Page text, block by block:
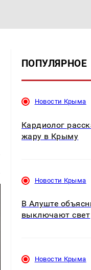
ПОПУЛЯРНОЕ
Новости Крыма
Кардиолог
жару в Крыму
Новости Крыма
В Алуште
выключают свет
Новости Крыма